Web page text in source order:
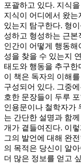
포괄하고 있다. 지식
지식이 어디에서 왔는
있는지 탐구한다. 형
성하고 형성하는 근
인간이 어떻게 행동
성을 찾을 수 있는지
태도와 행동을 추구한
이 책은 독자의 이해
구성되어 있다. 그중
호한 문장들이 두루
인용문이나 철학자가
는 간단한 설명과 함
개가 곁들여진다. 이
그의 발언에 대해 완
의 목적은 당신이 알
더 많은 정보를 얻고